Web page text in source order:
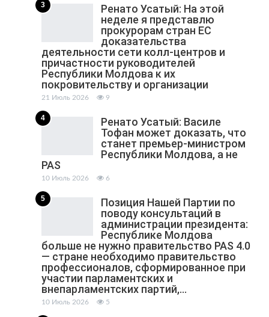
3
Ренато Усатый: На этой
неделе я представлю
прокурорам стран ЕС
доказательства
деятельности сети колл-центров и
причастности руководителей
Республики Молдова к их
покровительству и организации
21 Июль 2026 9
4
Ренато Усатый: Василе
Тофан может доказать, что
станет премьер-министром
Республики Молдова, а не
PAS
10 Июль 2026 6
5
Позиция Нашей Партии по
поводу консультаций в
администрации президента:
Республике Молдова
больше не нужно правительство PAS 4.0
— стране необходимо правительство
профессионалов, сформированное при
участии парламентских и
внепарламентских партий,…
10 Июль 2026 5